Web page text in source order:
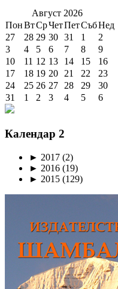
Август 2026
ПонВтСрЧетПетСъбНед
27
28 29 30 31 1
2
3
4 5 6 7 8
9
10
11 12 13 14 15
16
17
18 19 20 21 22
23
24
25 26 27 28 29
30
31
1 2 3 4 5 6
Календар 2
► 2017 (2)
► 2016 (19)
► 2015 (129)